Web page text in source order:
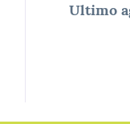
Ultimo